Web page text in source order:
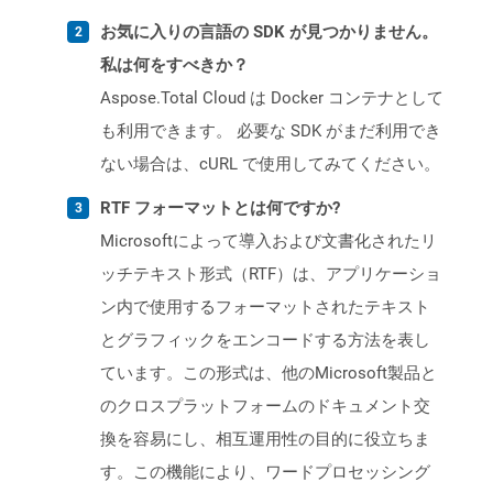
お気に入りの言語の SDK が見つかりません。
私は何をすべきか？
Aspose.Total Cloud は Docker コンテナとして
も利用できます。 必要な SDK がまだ利用でき
ない場合は、cURL で使用してみてください。
RTF フォーマットとは何ですか?
Microsoftによって導入および文書化されたリ
ッチテキスト形式（RTF）は、アプリケーショ
ン内で使用するフォーマットされたテキスト
とグラフィックをエンコードする方法を表し
ています。この形式は、他のMicrosoft製品と
のクロスプラットフォームのドキュメント交
換を容易にし、相互運用性の目的に役立ちま
す。この機能により、ワードプロセッシング